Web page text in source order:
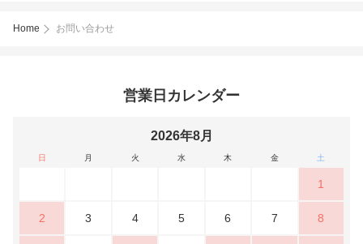
Home お問い合わせ
営業日カレンダー
2026年8月
日 月 火 水 木 金 土
1
2 3 4 5 6 7 8